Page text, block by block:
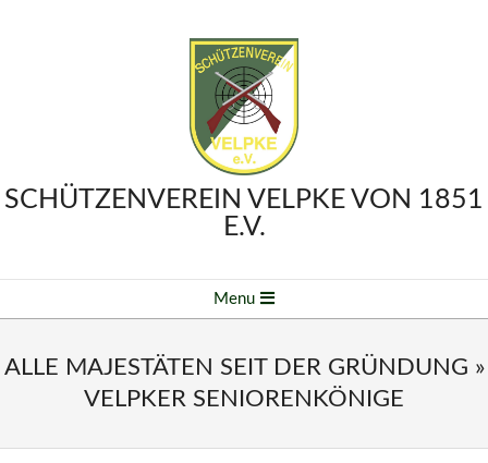
SCHÜTZENVEREIN VELPKE VON 1851
E.V.
Navigation
Menu
ALLE MAJESTÄTEN SEIT DER GRÜNDUNG »
VELPKER SENIORENKÖNIGE